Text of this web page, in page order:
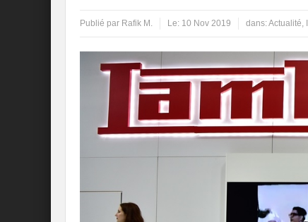
Publié par Rafik M. Le: 10 Nov 2019 dans:Actualité,